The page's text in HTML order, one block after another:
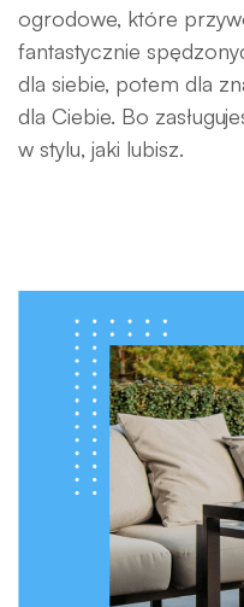
ogrodowe, które
fantastycznie
dla siebie, potem dla
dla Ciebie. Bo
w stylu, jaki lubisz.